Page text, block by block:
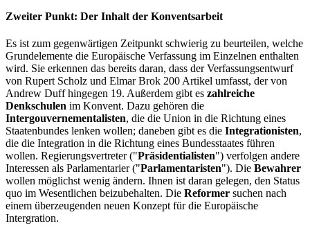
Zweiter Punkt: Der Inhalt der Konventsarbeit
Es ist zum gegenwärtigen Zeitpunkt schwierig zu beurteilen, welche
Grundelemente die Europäische Verfassung im Einzelnen enthalten
wird. Sie erkennen das bereits daran, dass der Verfassungsentwurf
von Rupert Scholz und Elmar Brok 200 Artikel umfasst, der von
Andrew Duff hingegen 19. Außerdem gibt es zahlreiche
Denkschulen im Konvent. Dazu gehören die
Intergouvernementalisten, die die Union in die Richtung eines
Staatenbundes lenken wollen; daneben gibt es die Integrationisten,
die die Integration in die Richtung eines Bundesstaates führen
wollen. Regierungsvertreter ("Präsidentialisten") verfolgen andere
Interessen als Parlamentarier ("Parlamentaristen"). Die Bewahrer
wollen möglichst wenig ändern. Ihnen ist daran gelegen, den Status
quo im Wesentlichen beizubehalten. Die Reformer suchen nach
einem überzeugenden neuen Konzept für die Europäische
Intergration.